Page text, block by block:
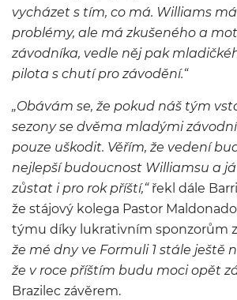
vycházet s tím, co má. Williams
problémy, ale má zkušeného a
závodníka, vedle něj pak
pilota s chutí pro závodění.“
„Obávám se, že pokud náš tým
sezony se dvěma mladými
pouze uškodit. Věřím, že vedení
nejlepší budoucnost Williamsu a
zůstat i pro rok příští,“řekl dále
že stájový kolega Pastor
týmu díky lukrativním sponzorům
že mé dny ve Formuli 1 stále ještě
že v roce příštím budu moci opět
Brazilec závěrem.